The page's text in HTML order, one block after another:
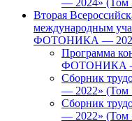
Вторая
международным
ФОТОНИКА —
Программа
ФОТОНИКА
Сборник
— 2022» (Том
Сборник
— 2022» (Том